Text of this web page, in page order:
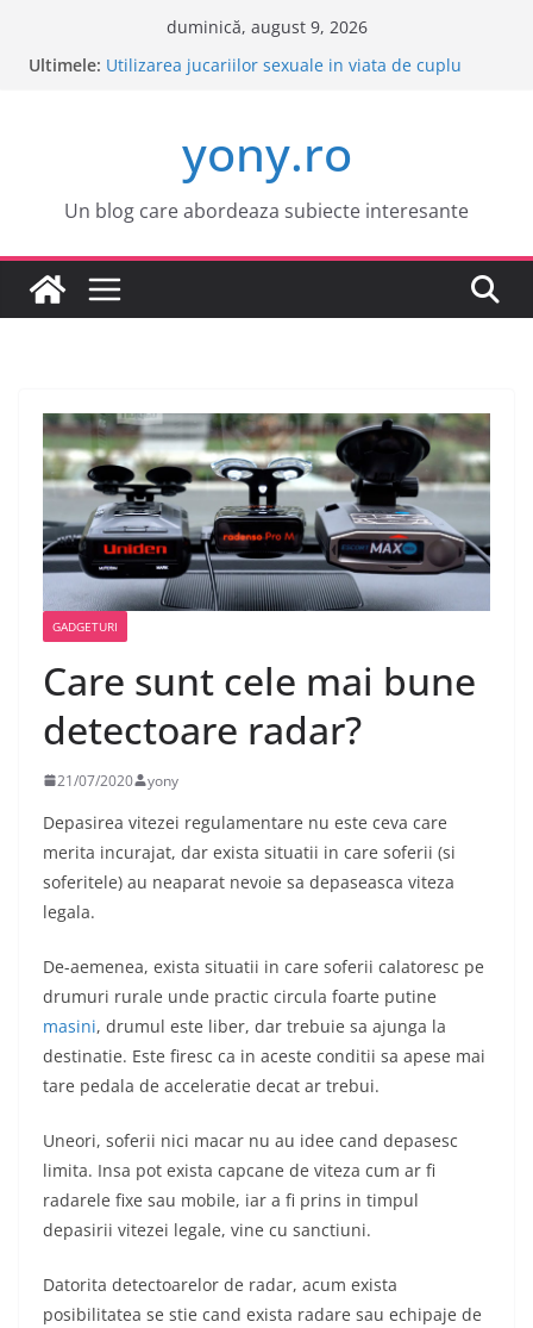
duminică, august 9, 2026
Ultimele: Este o idee buna sa cumpar o masina electrica?
Tot ce trebuie sa stii despre bolile copilariei
Tot ce trebuie sa stii despre epilarea definitiva
yony.ro
Un blog care abordeaza subiecte interesante
GADGETURI
Care sunt cele mai bune
detectoare radar?
21/07/2020 yony
Depasirea vitezei regulamentare nu este ceva care
merita incurajat, dar exista situatii in care soferii (si
soferitele) au neaparat nevoie sa depaseasca viteza
legala.
De-aemenea, exista situatii in care soferii calatoresc pe
drumuri rurale unde practic circula foarte putine
masini, drumul este liber, dar trebuie sa ajunga la
destinatie. Este firesc ca in aceste conditii sa apese mai
tare pedala de acceleratie decat ar trebui.
Uneori, soferii nici macar nu au idee cand depasesc
limita. Insa pot exista capcane de viteza cum ar fi
radarele fixe sau mobile, iar a fi prins in timpul
depasirii vitezei legale, vine cu sanctiuni.
Datorita detectoarelor de radar, acum exista
posibilitatea se stie cand exista radare sau echipaje de